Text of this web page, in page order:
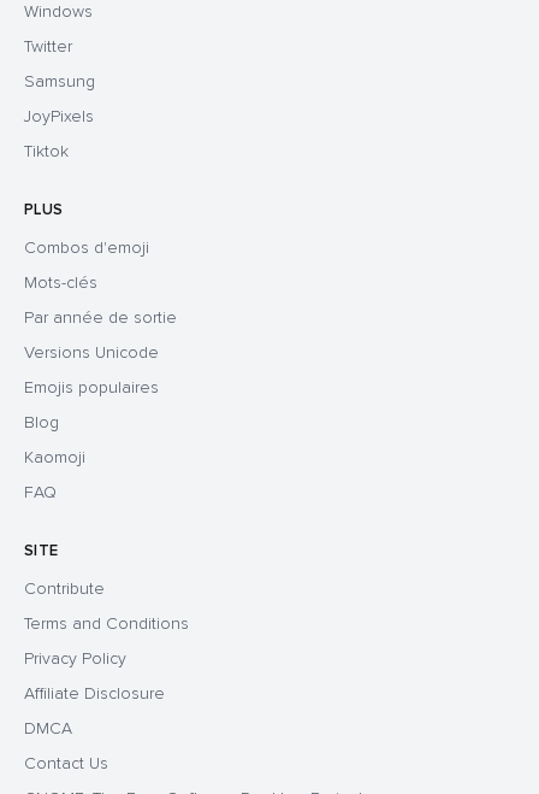
Windows
Twitter
Samsung
JoyPixels
Tiktok
PLUS
Combos d'emoji
Mots-clés
Par année de sortie
Versions Unicode
Emojis populaires
Blog
Kaomoji
FAQ
SITE
Contribute
Terms and Conditions
Privacy Policy
Affiliate Disclosure
DMCA
Contact Us